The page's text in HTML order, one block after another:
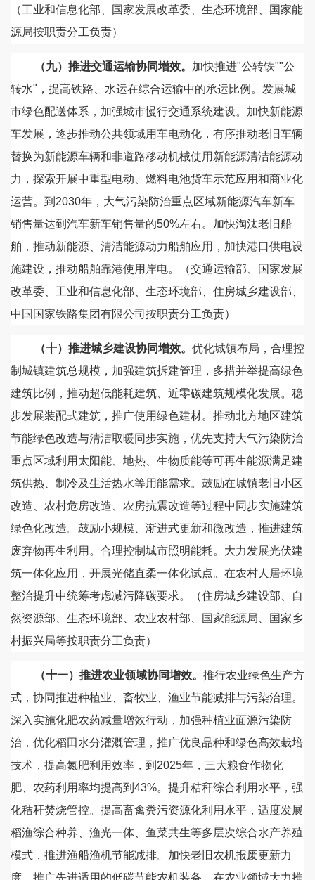
（工业和信息化部、国家发展改革委、生态环境部、国家能
源局按职责分工负责）
（九）推进交通运输协同增效。 加快推进"公转铁""公
转水"，提高铁路、水运在综合运输中的承运比例。发展城
市绿色配送体系，加强城市慢行交通系统建设。加快新能源
车发展，逐步推动公共领域用车电动化，有序推动老旧车辆
替换为新能源车辆和非道路移动机械使用新能源清洁能源动
力，探索开展中重型电动、燃料电池货车示范应用和商业化
运营。到2030年，大气污染防治重点区域新能源汽车新车
销售量达到汽车新车销售量的50%左右。加快淘汰老旧船
舶，推动新能源、清洁能源动力船舶应用，加快港口供电设
施建设，推动船舶靠港使用岸电。（交通运输部、国家发展
改革委、工业和信息化部、生态环境部、住房城乡建设部、
中国国家铁路集团有限公司按职责分工负责）
（十）推进城乡建设协同增效。 优化城镇布局，合理控
制城镇建筑总规模，加强建筑拆建管理，多措并举提高绿色
建筑比例，推动超低能耗建筑、近零碳建筑规模化发展。稳
步发展装配式建筑，推广使用绿色建材。推动北方地区建筑
节能绿色改造与清洁取暖同步实施，优先支持大气污染防治
重点区域利用太阳能、地热、生物质能等可再生能源满足建
筑供热、制冷及生活热水等用能需求。鼓励在城镇老旧小区
改造、农村危房改造、农房抗震改造等过程中同步实施建筑
绿色化改造。鼓励小规模、渐进式更新和微改造，推进建筑
废弃物再生利用。合理控制城市照明能耗。大力发展光伏建
筑一体化应用，开展光储直柔一体化试点。在农村人居环境
整治提升中统筹考虑减污降碳要求。（住房城乡建设部、自
然资源部、生态环境部、农业农村部、国家能源局、国家乡
村振兴局等按职责分工负责）
（十一）推进农业领域协同增效。 推行农业绿色生产方
式，协同推进种植业、畜牧业、渔业节能减排与污染治理。
深入实施化肥农药减量增效行动，加强种植业面源污染防
治，优化稻田水分灌溉管理，推广优良品种和绿色高效栽培
技术，提高氮肥利用效率，到2025年，三大粮食作物化
肥、农药利用率均提高到43%。提升秸秆综合利用水平，强
化秸秆焚烧管控。提高畜禽粪污资源化利用水平，适度发展
稻渔综合种养、渔光一体、鱼菜共生等多层次综合水产养殖
模式，推进渔船渔机节能减排。加快老旧农机报废更新力
度，推广先进适用的低碳节能农机装备。在农业领域大力推